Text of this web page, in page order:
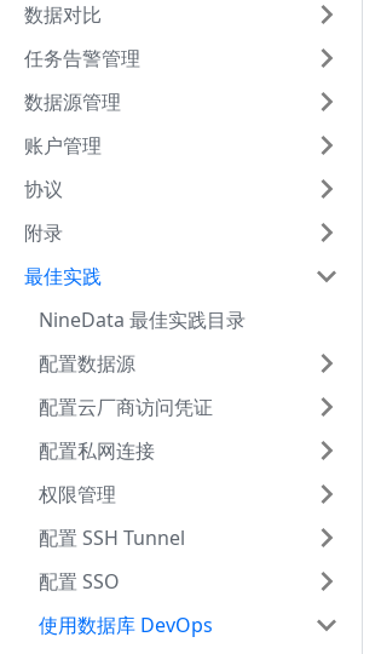
数据对比
任务告警管理
数据源管理
账户管理
协议
附录
最佳实践
NineData 最佳实践目录
配置数据源
配置云厂商访问凭证
配置私网连接
权限管理
配置 SSH Tunnel
配置 SSO
使用数据库 DevOps